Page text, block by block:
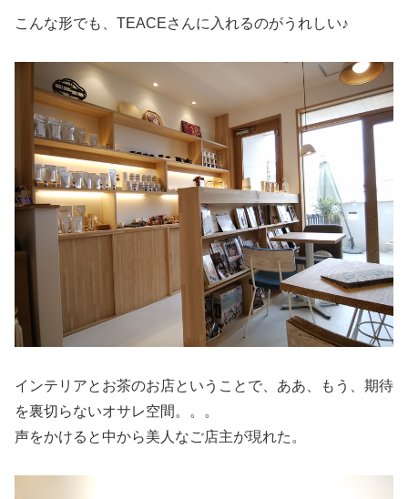
こんな形でも、TEACEさんに入れるのがうれしい♪
インテリアとお茶のお店ということで、ああ、もう、期待
を裏切らないオサレ空間。。。
声をかけると中から美人なご店主が現れた。